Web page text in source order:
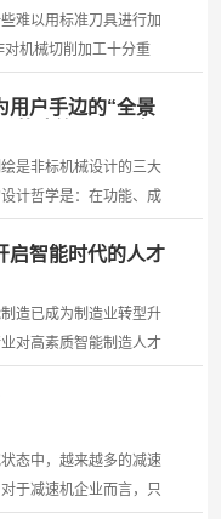
难以用标准刀具进行加
机械切削加工十分重
于铣加工，故本文主要
介绍。 由于标准刀...
用户手边的“全景
的决策工具，也
性思维和务实价
是非标机械设计的三大
计哲学是：在功能、成
，寻找最优工程技术解
启智能时代的人才
造已成为制造业转型升
对高素质智能制造人才
应运而生，它们犹如一
态中，越来越多的减速
于减速机企业而言，只